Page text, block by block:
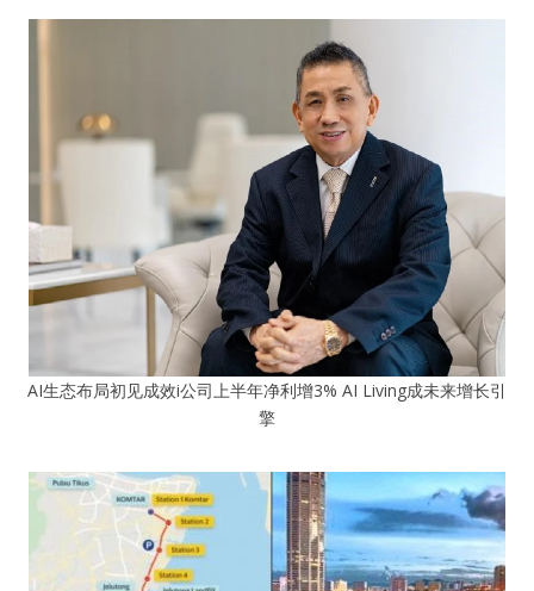
AI生态布局初见成效i公司上半年净利增3% AI Living成未来增长引
擎